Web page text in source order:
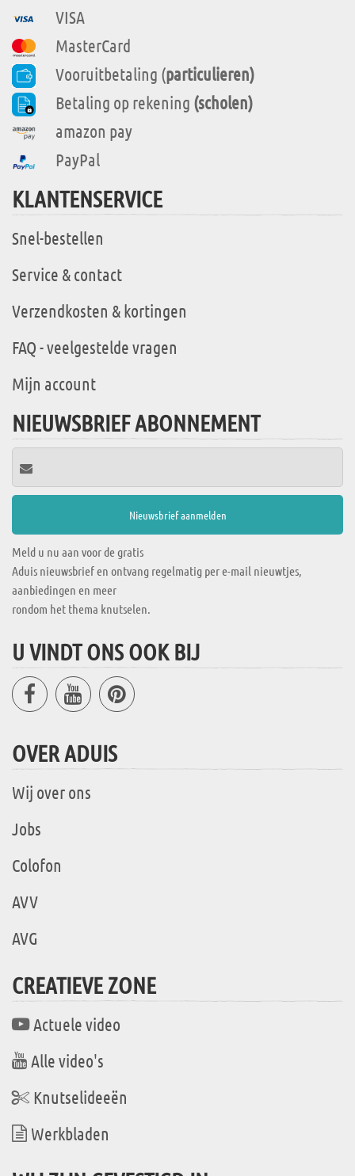
VISA
MasterCard
Vooruitbetaling (particulieren)
Betaling op rekening (scholen)
amazon pay
PayPal
KLANTENSERVICE
Snel-bestellen
Service & contact
Verzendkosten & kortingen
FAQ - veelgestelde vragen
Mijn account
NIEUWSBRIEF ABONNEMENT
Meld u nu aan voor de gratis
Aduis nieuwsbrief en ontvang regelmatig per e-mail nieuwtjes,
aanbiedingen en meer
rondom het thema knutselen.
U VINDT ONS OOK BIJ
OVER ADUIS
Wij over ons
Jobs
Colofon
AVV
AVG
CREATIEVE ZONE
Actuele video
Alle video's
Knutselideeën
Werkbladen